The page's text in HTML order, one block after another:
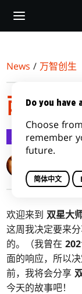
main
News / 万智创生
两倍速
万智创生
欢迎来到 双星大
这周我决定要来
的。（我曾在
面的响应，所以
前，我将会分享
今天的故事吧！
Do you have
Choose
remember
future.
简体中文